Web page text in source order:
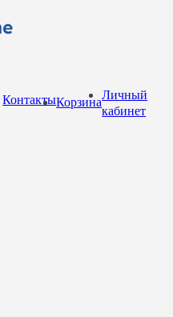
КонтактыКорзина
Личный
кабинет